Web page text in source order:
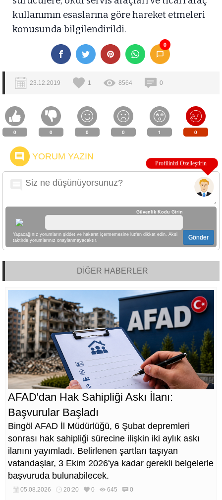
kullanımın esaslarına göre hareket etmeleri
konusunda bilgilendirildi.
0
23.12.2019 1 8564 0
0 0 0 0 1 0
YORUM YAZIN
Güvenlik Kodu Girin
Yapacağınız yorumların şiddet ve hakaret içermemesine lütfen dikkat edin. Aksi
taktirde yorumlarınız onaylanmayacaktır.
Gönder
DİĞER HABERLER
AFAD'dan Hak Sahipliği Askı İlanı:
Başvurular Başladı
Bingöl AFAD İl Müdürlüğü, 6 Şubat depremleri
sonrası hak sahipliği sürecine ilişkin iki aylık askı
ilanını yayımladı. Belirlenen şartları taşıyan
vatandaşlar, 3 Ekim 2026'ya kadar gerekli belgelerle
başvuruda bulunabilecek.
05.08.2026 20:20 0 645 0